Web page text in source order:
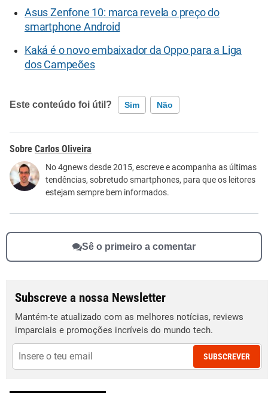
Asus Zenfone 10: marca revela o preço do
smartphone Android
Kaká é o novo embaixador da Oppo para a Liga
dos Campeões
Este conteúdo foi útil? Sim Não
Este conteúdo contém informação incorreta
Este conteúdo não tem a informação que procuro
Outro
Carlos Oliveira
No 4gnews desde 2015, escreve e acompanha as últimas
tendências, sobretudo smartphones, para que os leitores
estejam sempre bem informados.
Sê o primeiro a comentar
Subscreve a nossa Newsletter
Mantém-te atualizado com as melhores notícias, reviews
imparciais e promoções incríveis do mundo tech.
SUBSCREVER